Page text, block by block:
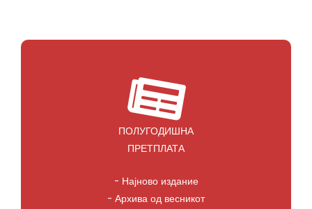
ПОЛУГОДИШНА
ПРЕТПЛАТА
- Најново издание
- Архива од весникот